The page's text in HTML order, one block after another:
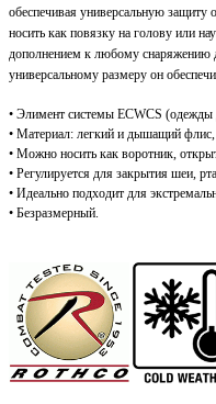
обеспечивая универсальную
носить как повязку на голову или
дополнением к любому снаряжению
универсальному размеру он
• Элимент системы ECWCS
• Материал: легкий и дышащий флис,
• Можно носить как воротник,
• Регулируется для закрытия шеи,
• Идеально подходит для
• Безразмерный.